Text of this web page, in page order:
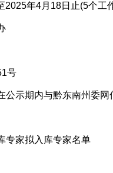
年4月18日止(5个工
号
示期内与黔东南州委网
家拟入库专家名单